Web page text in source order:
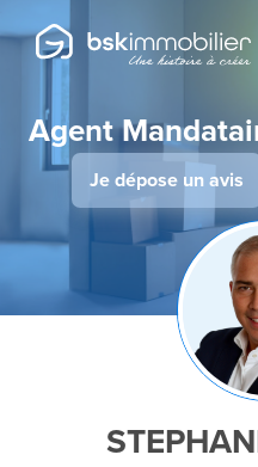
Agent
Je dépose un avis